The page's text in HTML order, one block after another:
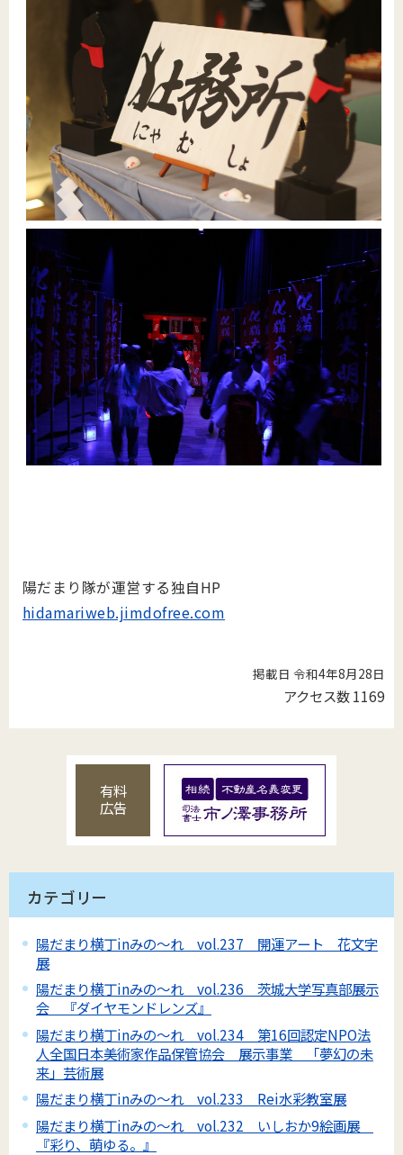
陽だまり隊が運営する独自HP
hidamariweb.jimdofree.com
掲載日 令和4年8月28日
アクセス数1169
有料
広告
カテゴリー
陽だまり横丁inみの～れ vol.237 開運アート 花文字
展
陽だまり横丁inみの～れ vol.236 茨城大学写真部展示
会 『ダイヤモンドレンズ』
陽だまり横丁inみの～れ vol.234 第16回認定NPO法
人全国日本美術家作品保管協会 展示事業 「夢幻の未
来」芸術展
陽だまり横丁inみの～れ vol.233 Rei水彩教室展
陽だまり横丁inみの～れ vol.232 いしおか9絵画展
『彩り、萌ゆる。』